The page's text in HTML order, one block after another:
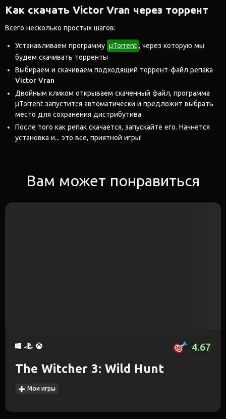
Как скачать Victor Vran через торрент
Всего несколько простых шагов:
Устанавливаем программу μTorrent , через которую мы
будем скачивать торренты
Выбираем и скачиваем подходящий торрент-файл репака
Victor Vran
Двойным кликом открываем скаченный файл, программа
μTorrent запустится автоматически и предложит выбрать
место для сохранения дистрибутива.
После того как репак скачается, запускайте его. Начнется
установка и... это все, приятной игры!
Вам может понравиться
4.67
The Witcher 3: Wild Hunt
Мои игры